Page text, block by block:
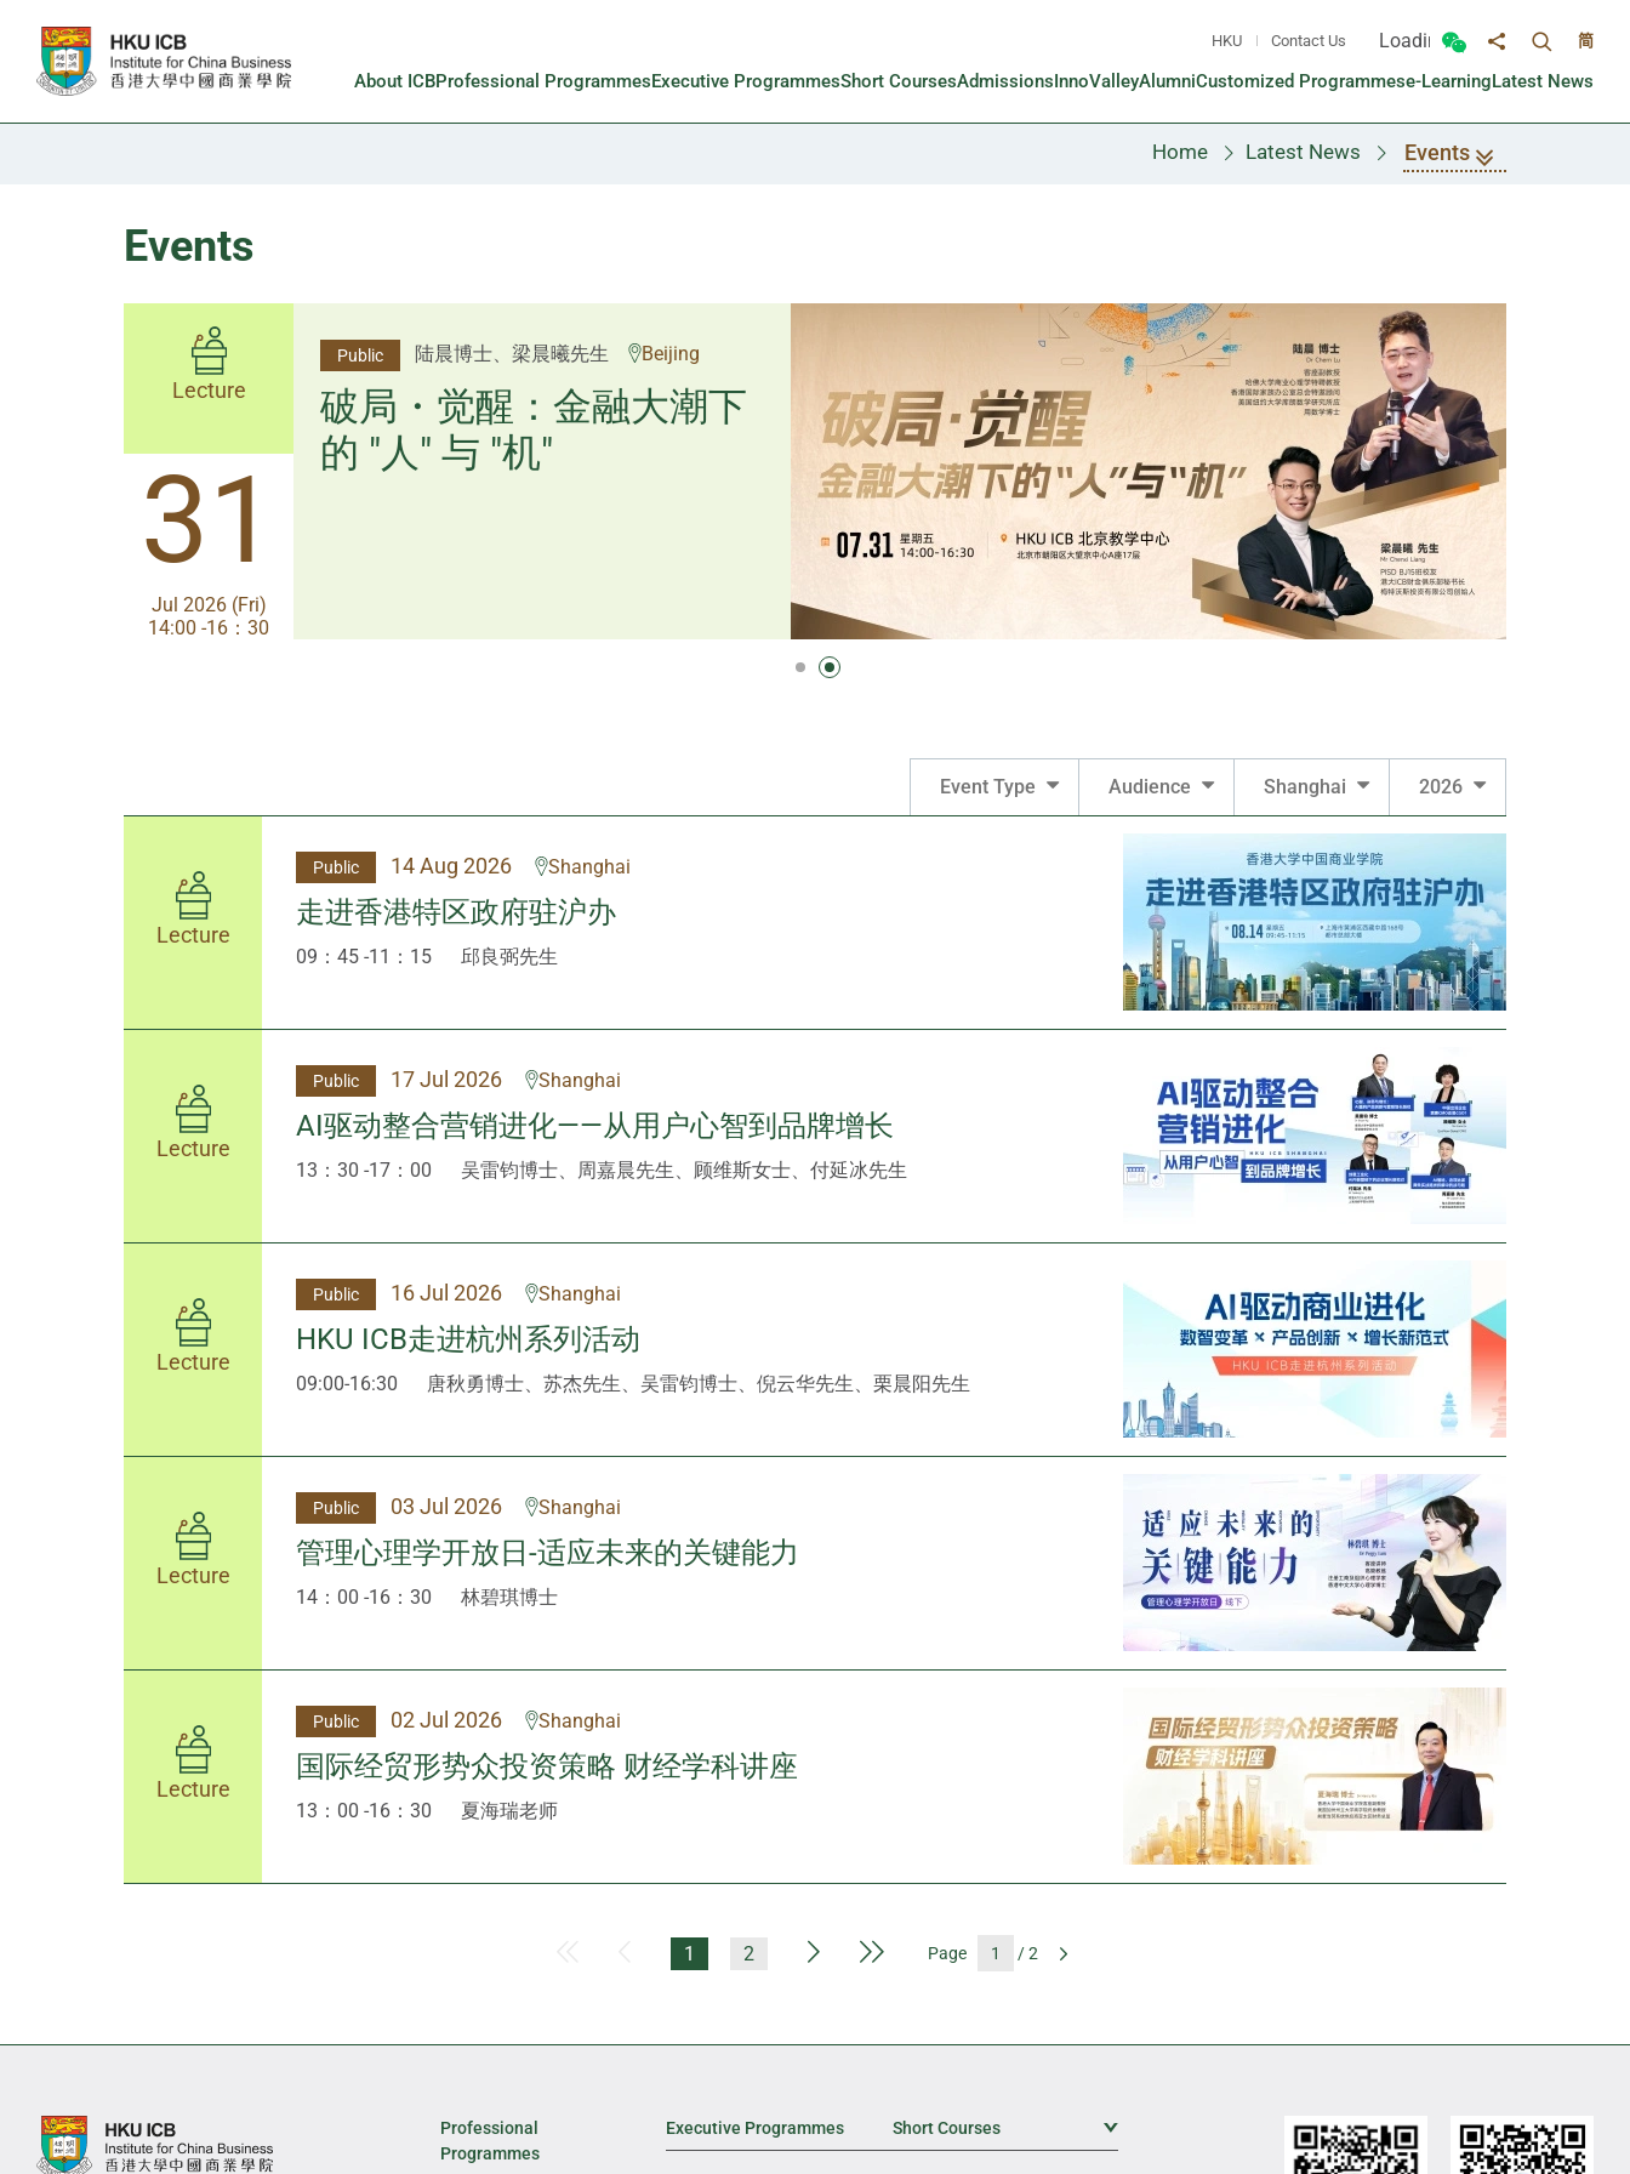
HKU Contact Us Loading...
Toggle Wechat panel
Share toToggle
简
About ICBProfessional ProgrammesExecutive ProgrammesShort CoursesAdmissionsInnoValleyAlumniCustomized Programmese-LearningLatest News
Home Latest News Events
Events
Lecture
31
Jul 2026 (Fri)
14:00-17:30
Public 杨文斌先生、邱良弼先生 Guangzhou
逻辑×算法：重塑资产配
置内核
Lecture
31
Jul 2026 (Fri)
14:00 -16：30
Public 陆晨博士、梁晨曦先生 Beijing
破局・觉醒：金融大潮下
的 "人" 与 "机"
Event Type Audience Shanghai 2026
Lecture
Public 14 Aug 2026 Shanghai
走进香港特区政府驻沪办
09：45 -11：15 邱良弼先生
Lecture
Public 17 Jul 2026 Shanghai
AI驱动整合营销进化——从用户心智到品牌增长
13：30 -17：00 吴雷钧博士、周嘉晨先生、顾维斯女士、付延冰先生
Lecture
Public 16 Jul 2026 Shanghai
HKU ICB走进杭州系列活动
09:00-16:30 唐秋勇博士、苏杰先生、吴雷钧博士、倪云华先生、栗晨阳先生
Lecture
Public 03 Jul 2026 Shanghai
管理心理学开放日-适应未来的关键能力
14：00 -16：30 林碧琪博士
Lecture
Public 02 Jul 2026 Shanghai
国际经贸形势众投资策略 财经学科讲座
13：00 -16：30 夏海瑞老师
Previous Page
1 2 Next PageLast Page
Page / 2
Professional
Programmes
Executive Programmes Short Courses